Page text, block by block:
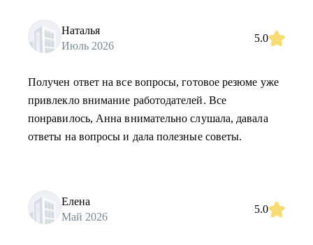
Наталья
Июль 2026
5.0
Получен ответ на все вопросы, готовое резюме уже
привлекло внимание работодателей. Все
понравилось, Анна внимательно слушала, давала
ответы на вопросы и дала полезные советы.
Елена
Май 2026
5.0